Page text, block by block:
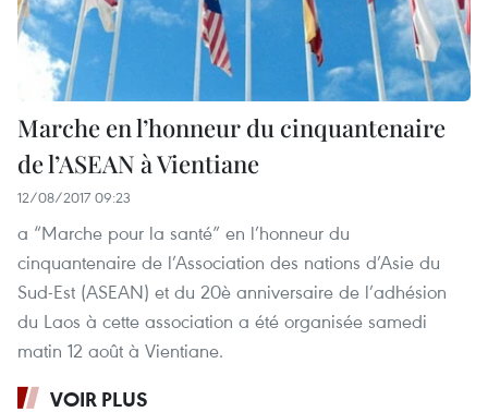
Marche en l’honneur du cinquantenaire
de l’ASEAN à Vientiane
12/08/2017 09:23
a “Marche pour la santé” en l’honneur du
cinquantenaire de l’Association des nations d’Asie du
Sud-Est (ASEAN) et du 20è anniversaire de l’adhésion
du Laos à cette association a été organisée samedi
matin 12 août à Vientiane.
VOIR PLUS